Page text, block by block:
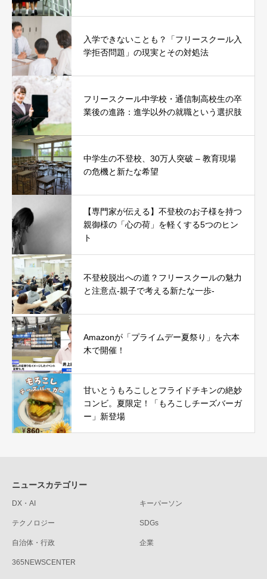
入学できないことも？「フリースクール入
学拒否問題」の現実とその対処法
フリースクール中学校・通信制高校生の卒
業後の進路：進学以外の就職という選択肢
中学生の不登校、30万人突破 – 教育現場
の危機と新たな希望
【専門家が伝える】不登校のお子様を持つ
親御様の「心の荷」を軽くする5つのヒン
ト
不登校脱出への道？フリースクールの魅力
と注意点-親子で考える新たな一歩-
Amazonが「プライムデー夏祭り」を六本
木で開催！
甘いとうもろこしとフライドチキンの絶妙
コンビ。夏限定！「もろこしチーズバーガ
ー」新登場
ニュースカテゴリー
DX・AI キーパーソン
テクノロジー SDGs
自治体・行政 企業
365NEWSCENTER